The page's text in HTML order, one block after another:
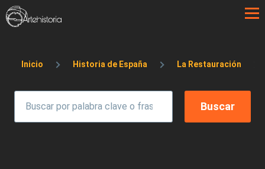
Pasar al contenido principal
Sobrescribir enlaces de ayuda a la
Inicio Historia de España La Restauración